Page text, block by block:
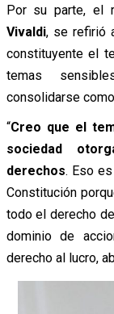
Por su parte, el
Vivaldi, se refirió
constituyente el
temas
consolidarse
“Creo que el
sociedad
derechos. Eso
Constitución
todo el derecho
dominio de
derecho al lucro,